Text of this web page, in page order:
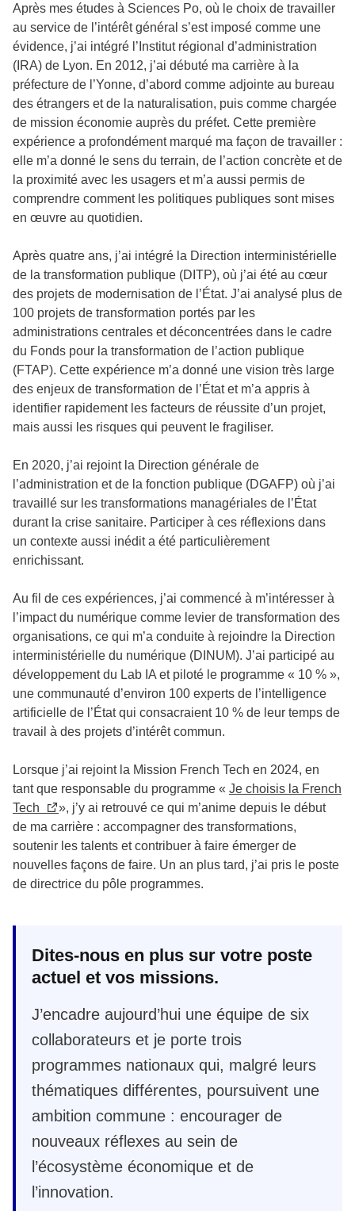
Après mes études à Sciences Po, où le choix de travailler
au service de l’intérêt général s’est imposé comme une
évidence, j’ai intégré l’Institut régional d’administration
(IRA) de Lyon. En 2012, j’ai débuté ma carrière à la
préfecture de l’Yonne, d’abord comme adjointe au bureau
des étrangers et de la naturalisation, puis comme chargée
de mission économie auprès du préfet. Cette première
expérience a profondément marqué ma façon de travailler :
elle m’a donné le sens du terrain, de l’action concrète et de
la proximité avec les usagers et m’a aussi permis de
comprendre comment les politiques publiques sont mises
en œuvre au quotidien.
Après quatre ans, j’ai intégré la Direction interministérielle
de la transformation publique (DITP), où j’ai été au cœur
des projets de modernisation de l’État. J’ai analysé plus de
100 projets de transformation portés par les
administrations centrales et déconcentrées dans le cadre
du Fonds pour la transformation de l’action publique
(FTAP). Cette expérience m’a donné une vision très large
des enjeux de transformation de l’État et m’a appris à
identifier rapidement les facteurs de réussite d’un projet,
mais aussi les risques qui peuvent le fragiliser.
En 2020, j’ai rejoint la Direction générale de
l’administration et de la fonction publique (DGAFP) où j’ai
travaillé sur les transformations managériales de l’État
durant la crise sanitaire. Participer à ces réflexions dans
un contexte aussi inédit a été particulièrement
enrichissant.
Au fil de ces expériences, j’ai commencé à m’intéresser à
l’impact du numérique comme levier de transformation des
organisations, ce qui m’a conduite à rejoindre la Direction
interministérielle du numérique (DINUM). J’ai participé au
développement du Lab IA et piloté le programme « 10 % »,
une communauté d’environ 100 experts de l’intelligence
artificielle de l’État qui consacraient 10 % de leur temps de
travail à des projets d’intérêt commun.
Lorsque j’ai rejoint la Mission French Tech en 2024, en
tant que responsable du programme « Je choisis la French
Tech
», j’y ai retrouvé ce qui m’anime depuis le début
de ma carrière : accompagner des transformations,
soutenir les talents et contribuer à faire émerger de
nouvelles façons de faire. Un an plus tard, j’ai pris le poste
de directrice du pôle programmes.
Dites-nous en plus sur votre poste
actuel et vos missions.
J’encadre aujourd’hui une équipe de six
collaborateurs et je porte trois
programmes nationaux qui, malgré leurs
thématiques différentes, poursuivent une
ambition commune : encourager de
nouveaux réflexes au sein de
l’écosystème économique et de
l’innovation.